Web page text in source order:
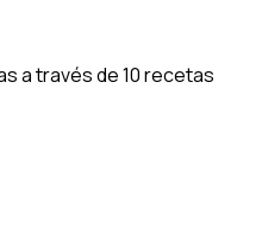
a través de 10 recetas